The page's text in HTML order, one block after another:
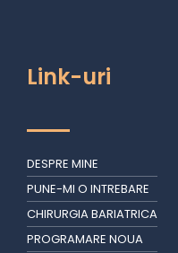
Link-uri
DESPRE MINE
PUNE-MI O INTREBARE
CHIRURGIA BARIATRICA
PROGRAMARE NOUA